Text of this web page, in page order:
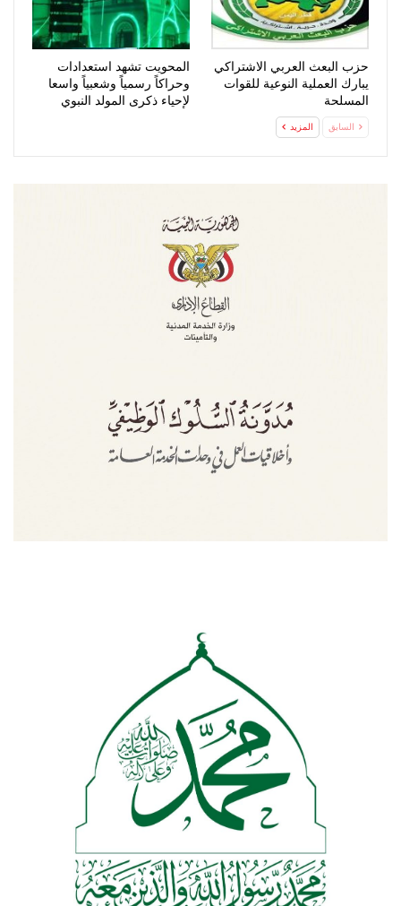
حزب البعث العربي الاشتراكي
يبارك العملية النوعية للقوات
المسلحة
المحويت تشهد استعدادات
وحراكاً رسمياً وشعبياً واسعا
لإحياء ذكرى المولد النبوي
السابق المزيد